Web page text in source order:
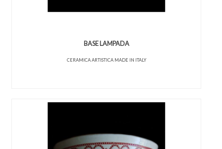
BASE LAMPADA
CERAMICA ARTISTICA MADE IN ITALY